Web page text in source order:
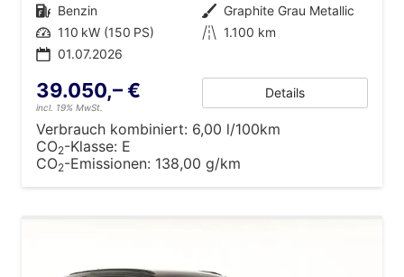
Kraftstoff Benzin Außenfarbe Graphite Grau Metallic
Leistung 110 kW (150 PS) Kilometerstand 1.100 km
01.07.2026
39.050,– €
incl. 19% MwSt.
Details
Verbrauch kombiniert: 6,00 l/100km
CO2-Klasse: E
CO2-Emissionen: 138,00 g/km